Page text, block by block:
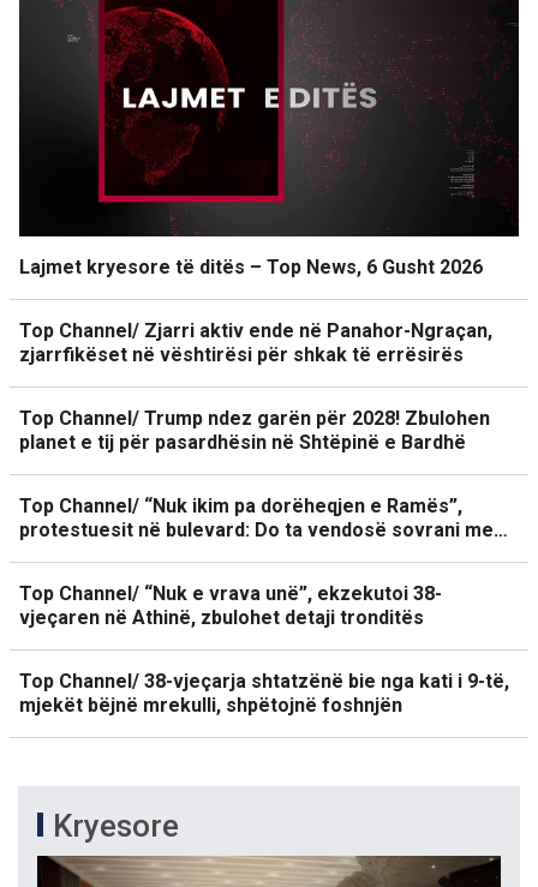
Lajmet kryesore të ditës – Top News, 6 Gusht 2026
Top Channel/ Zjarri aktiv ende në Panahor-Ngraçan,
zjarrfikëset në vështirësi për shkak të errësirës
Top Channel/ Trump ndez garën për 2028! Zbulohen
planet e tij për pasardhësin në Shtëpinë e Bardhë
Top Channel/ “Nuk ikim pa dorëheqjen e Ramës”,
protestuesit në bulevard: Do ta vendosë sovrani me…
Top Channel/ “Nuk e vrava unë”, ekzekutoi 38-
vjeçaren në Athinë, zbulohet detaji tronditës
Top Channel/ 38-vjeçarja shtatzënë bie nga kati i 9-të,
mjekët bëjnë mrekulli, shpëtojnë foshnjën
Kryesore